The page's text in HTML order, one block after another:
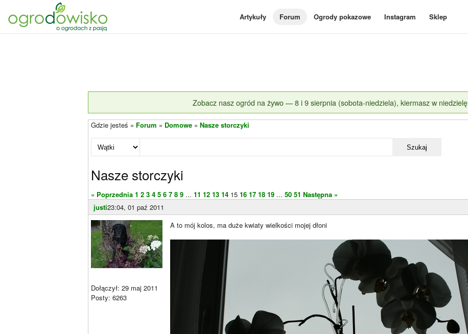
Artykuły Forum Ogrody pokazowe Instagram Sklep
Zobacz nasz ogród na żywo — 8 i 9 sierpnia (sobota-niedziela), kiermasz w niedzielę
Gdzie jesteś » Forum » Domowe » Nasze storczyki
Szukaj
Nasze storczyki
« Poprzednia 1 2 3 4 5 6 7 8 9 ... 11 12 13 14 15 16 17 18 19 ... 50 51 Następna »
justi23:04, 01 paź 2011
Dołączył: 29 maj 2011
Posty: 6263
A to mój kolos, ma duże kwiaty wielkości mojej dłoni